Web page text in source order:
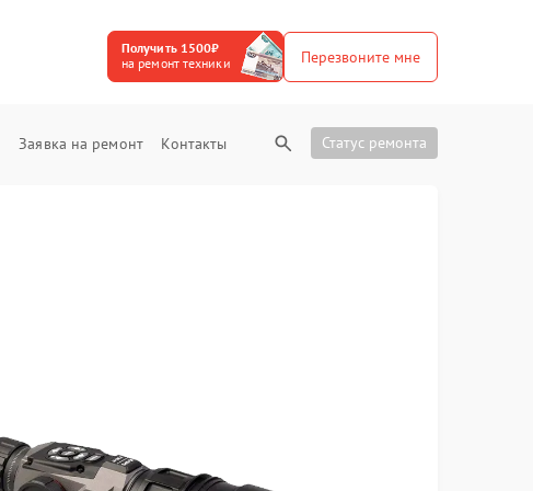
Получить 1500₽
на ремонт техники
Перезвоните мне
Заявка на ремонт Контакты Статус ремонта